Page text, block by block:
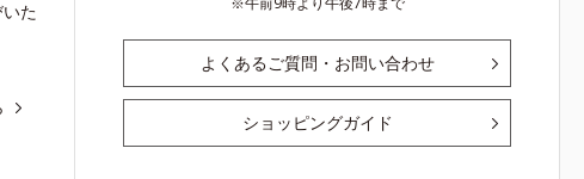
た
よくあるご質問・お問い合わせ
ショッピングガイド